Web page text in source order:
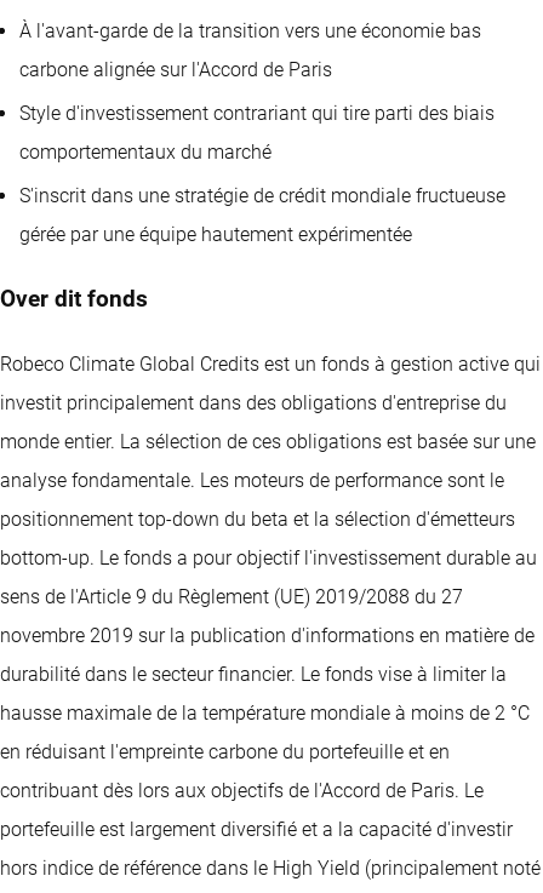
À l'avant-garde de la transition vers une économie bas
carbone alignée sur l'Accord de Paris
Style d'investissement contrariant qui tire parti des biais
comportementaux du marché
S'inscrit dans une stratégie de crédit mondiale fructueuse
gérée par une équipe hautement expérimentée
Over dit fonds
Robeco Climate Global Credits est un fonds à gestion active qui
investit principalement dans des obligations d'entreprise du
monde entier. La sélection de ces obligations est basée sur une
analyse fondamentale. Les moteurs de performance sont le
positionnement top-down du beta et la sélection d'émetteurs
bottom-up. Le fonds a pour objectif l'investissement durable au
sens de l'Article 9 du Règlement (UE) 2019/2088 du 27
novembre 2019 sur la publication d'informations en matière de
durabilité dans le secteur financier. Le fonds vise à limiter la
hausse maximale de la température mondiale à moins de 2 °C
en réduisant l'empreinte carbone du portefeuille et en
contribuant dès lors aux objectifs de l'Accord de Paris. Le
portefeuille est largement diversifié et a la capacité d'investir
hors indice de référence dans le High Yield (principalement noté